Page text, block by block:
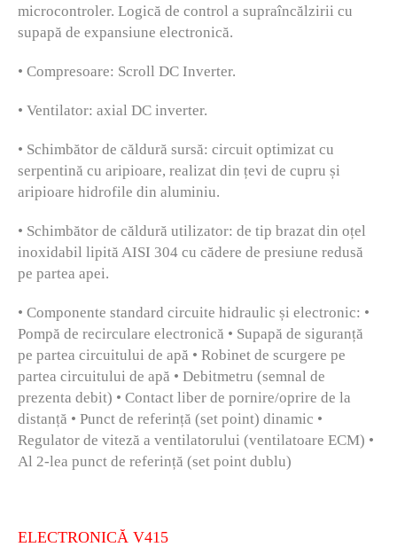
microcontroler. Logică de control a supraîncălzirii cu
supapă de expansiune electronică.
• Compresoare: Scroll DC Inverter.
• Ventilator: axial DC inverter.
• Schimbător de căldură sursă: circuit optimizat cu
serpentină cu aripioare, realizat din țevi de cupru și
aripioare hidrofile din aluminiu.
• Schimbător de căldură utilizator: de tip brazat din oțel
inoxidabil lipită AISI 304 cu cădere de presiune redusă
pe partea apei.
• Componente standard circuite hidraulic și electronic: •
Pompă de recirculare electronică • Supapă de siguranță
pe partea circuitului de apă • Robinet de scurgere pe
partea circuitului de apă • Debitmetru (semnal de
prezenta debit) • Contact liber de pornire/oprire de la
distanță • Punct de referință (set point) dinamic •
Regulator de viteză a ventilatorului (ventilatoare ECM) •
Al 2-lea punct de referință (set point dublu)
ELECTRONICĂ V415